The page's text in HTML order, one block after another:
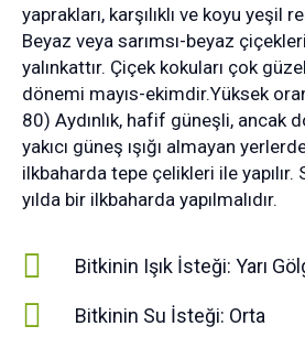
yaprakları, karşılıklı ve koyu yeşil
Beyaz veya sarımsı-beyaz
yalınkattır. Çiçek kokuları çok
dönemi mayıs-ekimdir.Yüksek
80) Aydınlık, hafif güneşli, ancak
yakıcı güneş ışığı almayan
ilkbaharda tepe çelikleri ile yapılır.
yılda bir ilkbaharda yapılmalıdır.
Bitkinin Işık İsteği: Yarı
Bitkinin Su İsteği: Orta